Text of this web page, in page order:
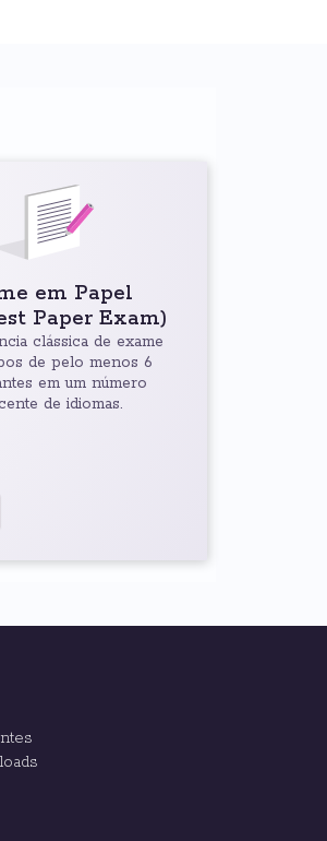
em Papel
Paper Exam)
clássica de exame
de pelo menos 6
em um número
de idiomas.